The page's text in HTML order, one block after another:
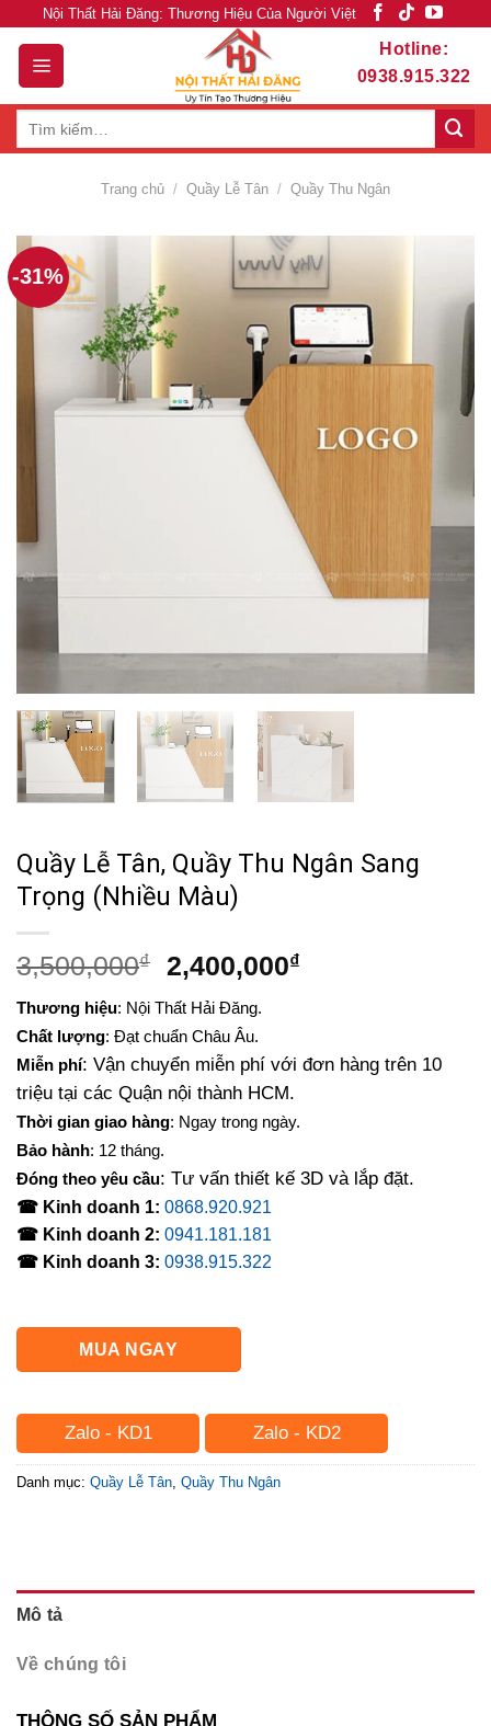
content
Nội Thất Hải Đăng: Thương Hiệu Của Người Việt
Hotline:
0938.915.322
Trang chủ / Quầy Lễ Tân / Quầy Thu Ngân
-31%
Quầy Lễ Tân, Quầy Thu Ngân Sang
Trọng (Nhiều Màu)
3,500,000₫
Giá
là:
3,500,000₫.
2,400,000₫Giá
2,400,000₫.
Thương hiệu: Nội Thất Hải Đăng.
Chất lượng: Đạt chuẩn Châu Âu.
Miễn phí: Vận chuyển miễn phí với đơn hàng trên 10
triệu tại các Quận nội thành HCM.
Thời gian giao hàng: Ngay trong ngày.
Bảo hành: 12 tháng.
Đóng theo yêu cầu: Tư vấn thiết kế 3D và lắp đặt.
☎ Kinh doanh 1: 0868.920.921
☎ Kinh doanh 2: 0941.181.181
☎ Kinh doanh 3: 0938.915.322
MUA NGAY
Zalo - KD1 Zalo - KD2
Danh mục: Quầy Lễ Tân Quầy Thu Ngân
Mô tả
Về chúng tôi
THÔNG SỐ SẢN PHẨM